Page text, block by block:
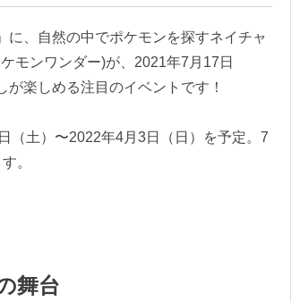
、自然の中でポケモンを探すネイチャ
モンワンダー)が、2021年7月17日
が楽しめる注目のイベントです！
（土）〜2022年4月3日（日）を予定。7
。
舞台